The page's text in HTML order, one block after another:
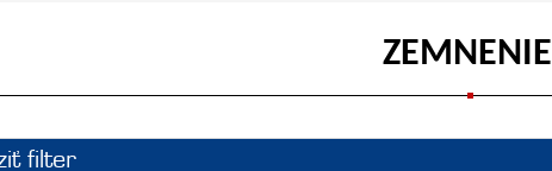
ZEMNENIE
filter